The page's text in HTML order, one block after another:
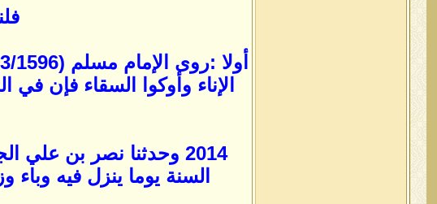
الإناء وأوكوا السقاء فإن في
2014 وحدثنا نصر بن
السنة يوما ينزل فيه